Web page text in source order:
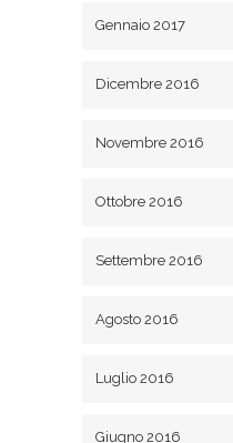
Gennaio 2017
Dicembre 2016
Novembre 2016
Ottobre 2016
Settembre 2016
Agosto 2016
Luglio 2016
Giugno 2016